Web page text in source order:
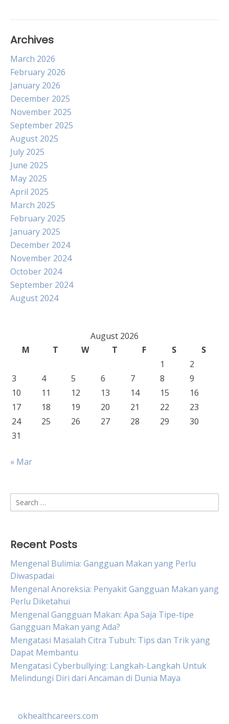
Archives
March 2026
February 2026
January 2026
December 2025
November 2025
September 2025
August 2025
July 2025
June 2025
May 2025
April 2025
March 2025
February 2025
January 2025
December 2024
November 2024
October 2024
September 2024
August 2024
August 2026
M
T W T F S
S
1
2
3
4 5 6 7 8
9
10
11 12 13 14 15
16
17
18 19 20 21 22
23
24
25 26 27 28 29
30
31
« Mar
Search
for:
Recent Posts
Mengenal Bulimia: Gangguan Makan yang Perlu
Diwaspadai
Mengenal Anoreksia: Penyakit Gangguan Makan yang
Perlu Diketahui
Mengenal Gangguan Makan: Apa Saja Tipe-tipe
Gangguan Makan yang Ada?
Mengatasi Masalah Citra Tubuh: Tips dan Trik yang
Dapat Membantu
Mengatasi Cyberbullying: Langkah-Langkah Untuk
Melindungi Diri dari Ancaman di Dunia Maya
okhealthcareers.com